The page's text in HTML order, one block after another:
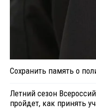
Сохранить память о
Летний сезон
пройдет, как принять